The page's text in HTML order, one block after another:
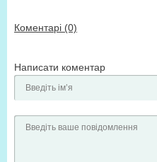
Коментарі (0)
Написати коментар